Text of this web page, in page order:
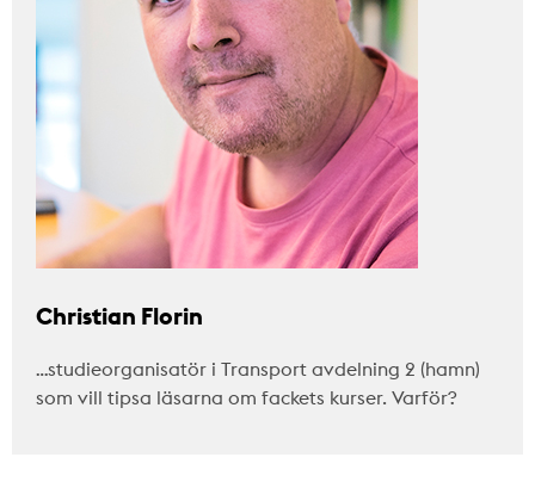
Christian Florin
…studieorganisatör i Transport avdelning 2 (hamn)
som vill tipsa läsarna om fackets kurser. Varför?